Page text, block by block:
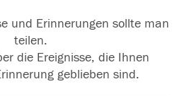
und Erinnerungen sollte man
teilen.
die Ereignisse, die Ihnen
geblieben sind.